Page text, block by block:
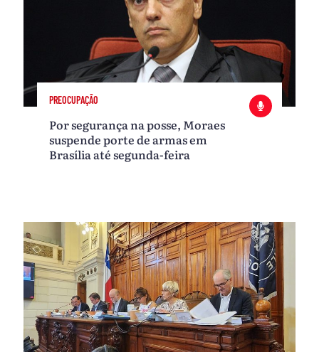
PREOCUPAÇÃO
Por segurança na posse, Moraes
suspende porte de armas em
Brasília até segunda-feira